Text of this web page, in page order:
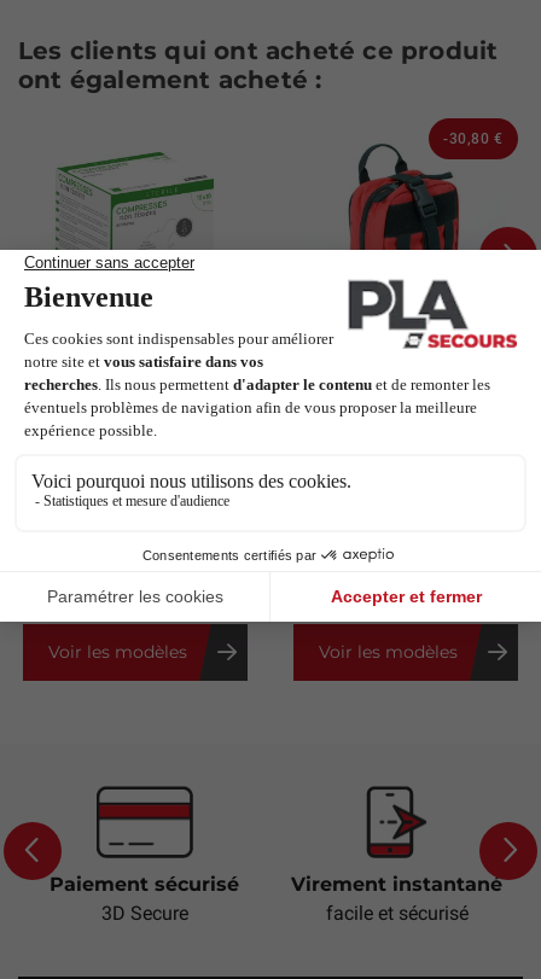
Les clients qui ont acheté ce produit
ont également acheté :
Compresse non tissé
et stérile
2,64 €
Voir les modèles
Poche multi-usage
TIC
40,00 €
70,80 €
Voir les modèles
-30,80 €
Previous
Paiement sécurisé
3D Secure
Virement instantané
facile et sécurisé